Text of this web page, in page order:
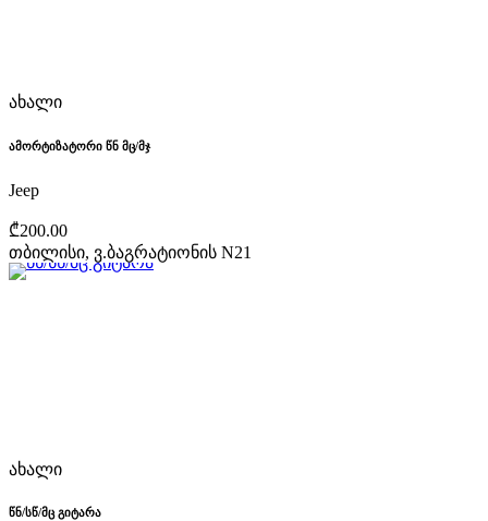
ახალი
ამორტიზატორი წნ მც/მჯ
Jeep
₾200.00
თბილისი, ვ.ბაგრატიონის N21
ახალი
წნ/სწ/მც გიტარა